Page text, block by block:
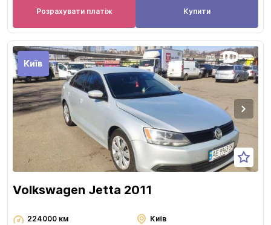
Розрахувати платіж Купити
Київ
Volkswagen Jetta 2011
224000 км
Київ